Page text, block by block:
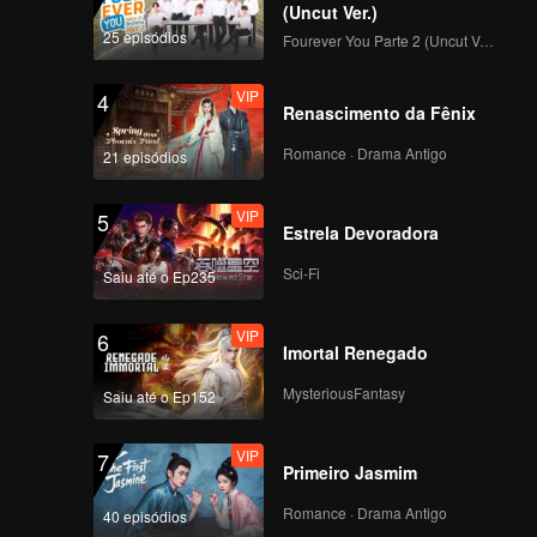
de
25 episódios
(Uncut Ver.)
Fourever You Parte 2 (Uncut Ver.)
4
21 episódios
VIP
Renascimento da Fênix
Romance · Drama Antigo
5
Saiu até o Ep235
VIP
Estrela Devoradora
Sci-Fi
6
Saiu até o Ep152
VIP
Imortal Renegado
MysteriousFantasy
7
40 episódios
VIP
Primeiro Jasmim
Romance · Drama Antigo